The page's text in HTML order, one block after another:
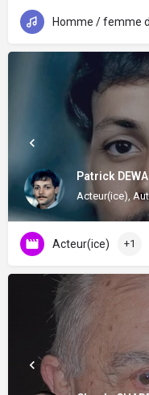
Homme / femme
Patrick
Acteur(ice),
Acteur(ice) +1